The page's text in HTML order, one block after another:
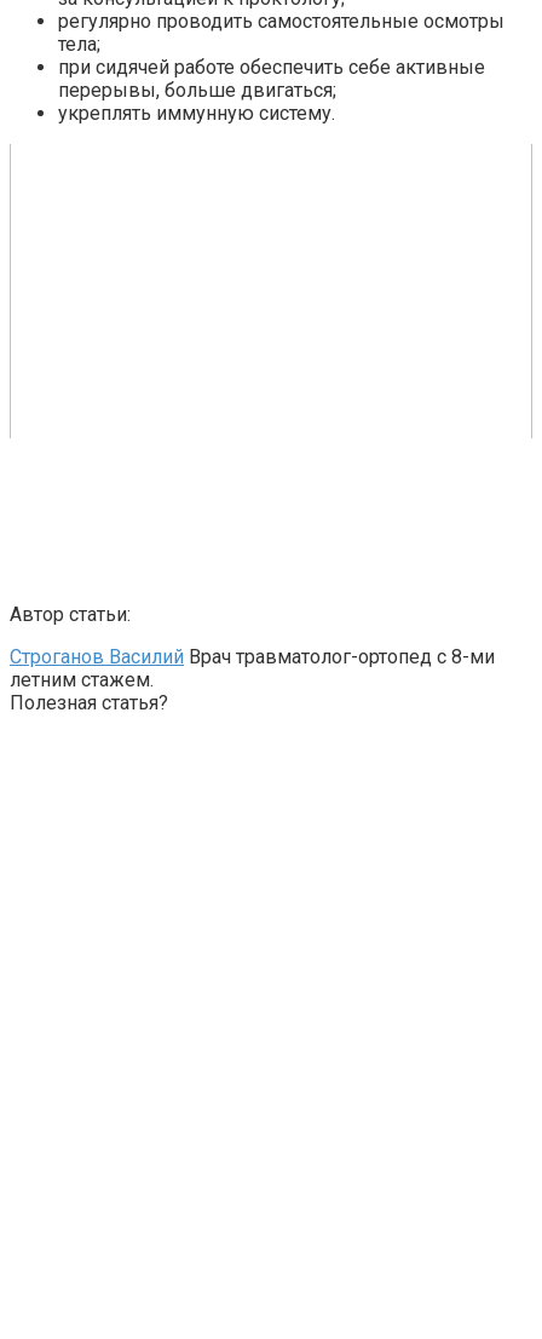
регулярно проводить самостоятельные осмотры
тела;
при сидячей работе обеспечить себе активные
перерывы, больше двигаться;
укреплять иммунную систему.
Автор статьи:
Строганов Василий Врач травматолог-ортопед с 8-ми
летним стажем.
Полезная статья?